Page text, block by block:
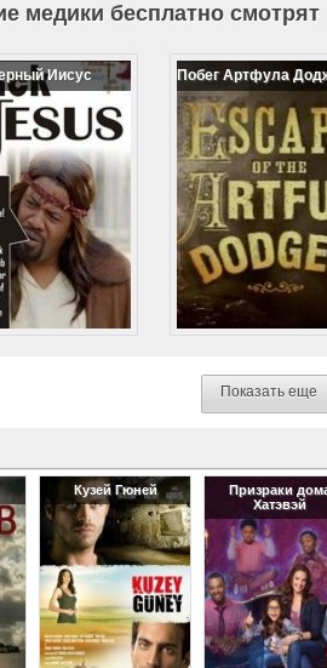
медики бесплатно смотрят
Иисус Побег Артфула
Показать еще
Кузей Гюней
Призраки
Хатэвэй